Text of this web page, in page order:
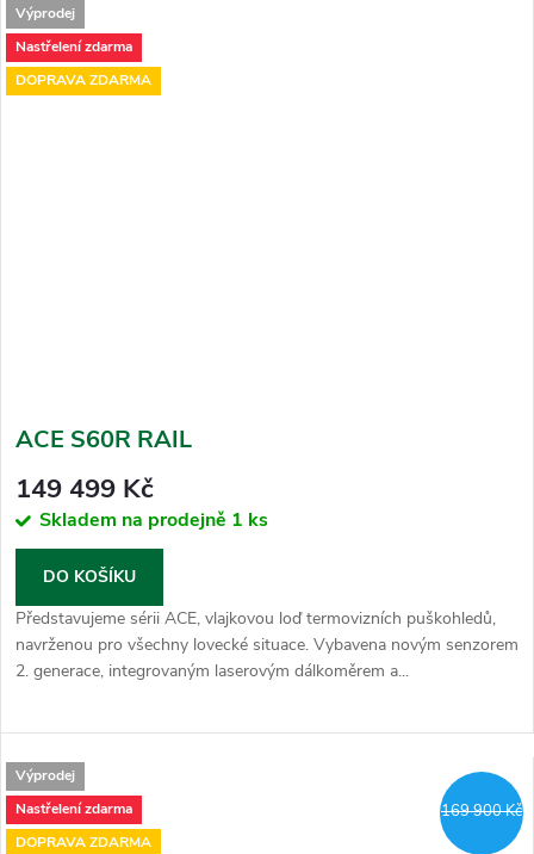
Výprodej
Nastřelení zdarma
DOPRAVA ZDARMA
ACE S60R RAIL
149 499 Kč
Skladem na prodejně 1 ks
DO KOŠÍKU
Představujeme sérii ACE, vlajkovou loď termovizních puškohledů,
navrženou pro všechny lovecké situace. Vybavena novým senzorem
2. generace, integrovaným laserovým dálkoměrem a...
Výprodej
Nastřelení zdarma
DOPRAVA ZDARMA
169 900 Kč